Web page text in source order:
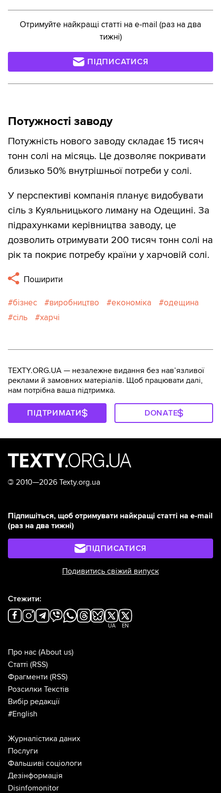
Отримуйте найкращі статті на e-mail (раз на два
тижні)
ПІДПИСАТИСЯ
Потужності заводу
Потужність нового заводу складає 15 тисяч
тонн солі на місяць. Це дозволяє покривати
близько 50% внутрішньої потреби у солі.
У перспективі компанія планує видобувати
сіль з Куяльницького лиману на Одещині. За
підрахунками керівництва заводу, це
дозволить отримувати 200 тисяч тонн солі на
рік та покриє потребу країни у харчовій солі.
Поширити
бізнес виробництво економіка
одещина
сіль
харчі
TEXTY.ORG.UA — незалежне видання без навʼязливої
реклами й замовних матеріалів. Щоб працювати далі,
нам потрібна ваша підтримка.
ПІДТРИМАТИ DONATE
© 2010—2026 Texty.org.ua
Підпишіться, щоб отримувати найкращі статті на e-mail
(раз на два тижні)
ПІДПИСАТИСЯ
Подивитись свіжий випуск
Стежити:
UA EN
Про нас (About us)
Статті (RSS)
Фрагменти (RSS)
Розсилки Текстів
Вибір редакції
#English
Журналістика даних
Послуги
Фальшиві соціологи
Дезінформація
Disinfomonitor